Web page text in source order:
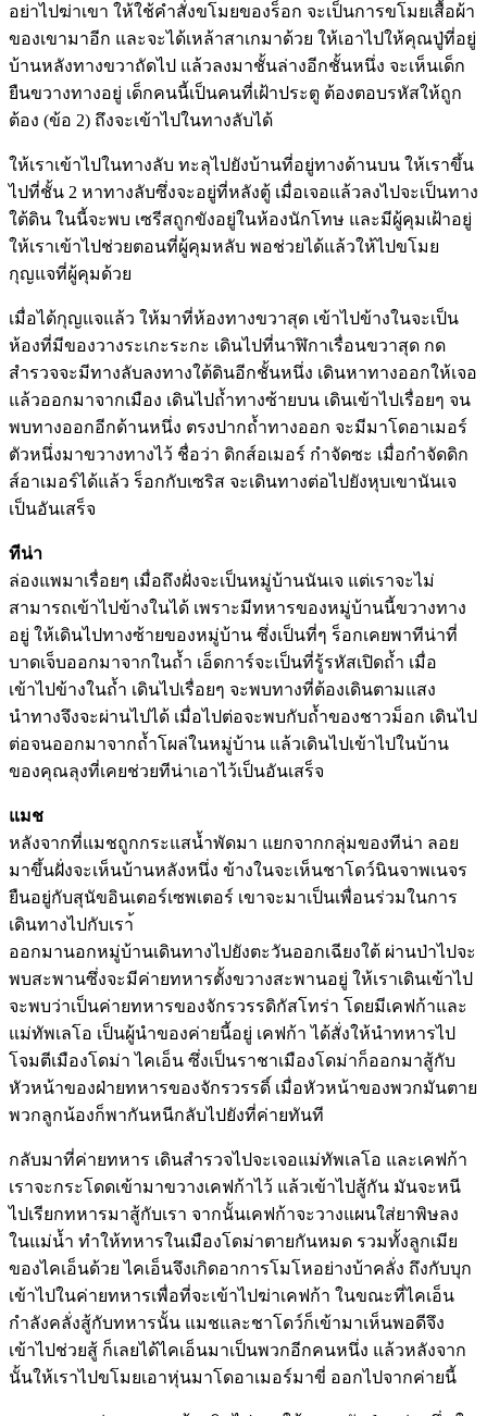
อย่าไปฆ่าเขา ให้ใช้คำสั่งขโมยของร็อก จะเป็นการขโมยเสื้อผ้า
ของเขามาอีก และจะได้เหล้าสาเกมาด้วย ให้เอาไปให้คุณปู่ที่อยู่
บ้านหลังทางขวาถัดไป แล้วลงมาชั้นล่างอีกชั้นหนึ่ง จะเห็นเด็ก
ยืนขวางทางอยู่ เด็กคนนี้เป็นคนที่เฝ้าประตู ต้องตอบรหัสให้ถูก
ต้อง (ข้อ 2) ถึงจะเข้าไปในทางลับได้
ให้เราเข้าไปในทางลับ ทะลุไปยังบ้านที่อยู่ทางด้านบน ให้เราขึ้น
ไปที่ชั้น 2 หาทางลับซึ่งจะอยู่ที่หลังตู้ เมื่อเจอแล้วลงไปจะเป็นทาง
ใต้ดิน ในนี้จะพบ เซรีสถูกขังอยู่ในห้องนักโทษ และมีผู้คุมเฝ้าอยู่
ให้เราเข้าไปช่วยตอนที่ผู้คุมหลับ พอช่วยได้แล้วให้ไปขโมย
กุญแจที่ผู้คุมด้วย
เมื่อได้กุญแจแล้ว ให้มาที่ห้องทางขวาสุด เข้าไปข้างในจะเป็น
ห้องที่มีของวางระเกะระกะ เดินไปที่นาฬิกาเรื่อนขวาสุด กด
สำรวจจะมีทางลับลงทางใต้ดินอีกชั้นหนึ่ง เดินหาทางออกให้เจอ
แล้วออกมาจากเมือง เดินไปถ้ำทางซ้ายบน เดินเข้าไปเรื่อยๆ จน
พบทางออกอีกด้านหนึ่ง ตรงปากถ้ำทางออก จะมีมาโดอาเมอร์
ตัวหนึ่งมาขวางทางไว้ ชื่อว่า ดิกส์อเมอร์ กำจัดซะ เมื่อกำจัดดิก
ส์อาเมอร์ได้แล้ว ร็อกกับเซริส จะเดินทางต่อไปยังหุบเขานันเจ
เป็นอันเสร็จ
ทีน่า
ล่องแพมาเรื่อยๆ เมื่อถึงฝั่งจะเป็นหมู่บ้านนันเจ แต่เราจะไม่
สามารถเข้าไปข้างในได้ เพราะมีทหารของหมู่บ้านนี้ขวางทาง
อยู่ ให้เดินไปทางซ้ายของหมู่บ้าน ซึ่งเป็นที่ๆ ร็อกเคยพาทีน่าที่
บาดเจ็บออกมาจากในถ้ำ เอ็ดการ์จะเป็นที่รู้รหัสเปิดถ้ำ เมื่อ
เข้าไปข้างในถ้ำ เดินไปเรื่อยๆ จะพบทางที่ต้องเดินตามแสง
นำทางจึงจะผ่านไปได้ เมื่อไปต่อจะพบกับถ้ำของชาวม็อก เดินไป
ต่อจนออกมาจากถ้ำโผล่ในหมู่บ้าน แล้วเดินไปเข้าไปในบ้าน
ของคุณลุงที่เคยช่วยทีน่าเอาไว้เป็นอันเสร็จ
แมช
หลังจากที่แมชถูกกระแสน้ำพัดมา แยกจากกลุ่มของทีน่า ลอย
มาขึ้นฝั่งจะเห็นบ้านหลังหนึ่ง ข้างในจะเห็นชาโดว์นินจาพเนจร
ยืนอยู่กับสุนัขอินเตอร์เซพเตอร์ เขาจะมาเป็นเพื่อนร่วมในการ
เดินทางไปกับเรา้
ออกมานอกหมู่บ้านเดินทางไปยังตะวันออกเฉียงใต้ ผ่านป่าไปจะ
พบสะพานซึ่งจะมีค่ายทหารตั้งขวางสะพานอยู่ ให้เราเดินเข้าไป
จะพบว่าเป็นค่ายทหารของจักรวรรดิกัสโทร่า โดยมีเคฟก้าและ
แม่ทัพเลโอ เป็นผู้นำของค่ายนี้อยู่ เคฟก้า ได้สั่งให้นำทหารไป
โจมตีเมืองโดม่า ไคเอ็น ซึ่งเป็นราชาเมืองโดม่าก็ออกมาสู้กับ
หัวหน้าของฝ่ายทหารของจักรวรรดิ์ เมื่อหัวหน้าของพวกมันตาย
พวกลูกน้องก็พากันหนีกลับไปยังที่ค่ายทันที
กลับมาที่ค่ายทหาร เดินสำรวจไปจะเจอแม่ทัพเลโอ และเคฟก้า
เราจะกระโดดเข้ามาขวางเคฟก้าไว้ แล้วเข้าไปสู้กัน มันจะหนี
ไปเรียกทหารมาสู้กับเรา จากนั้นเคฟก้าจะวางแผนใส่ยาพิษลง
ในแม่น้ำ ทำให้ทหารในเมืองโดม่าตายกันหมด รวมทั้งลูกเมีย
ของไคเอ็นด้วย ไคเอ็นจึงเกิดอาการโมโหอย่างบ้าคลั่ง ถึงกับบุก
เข้าไปในค่ายทหารเพื่อที่จะเข้าไปฆ่าเคฟก้า ในขณะที่ไคเอ็น
กำลังคลั่งสู้กับทหารนั้น แมชและชาโดว์ก็เข้ามาเห็นพอดีจึง
เข้าไปช่วยสู้ ก็เลยได้ไคเอ็นมาเป็นพวกอีกคนหนึ่ง แล้วหลังจาก
นั้นให้เราไปขโมยเอาหุ่นมาโดอาเมอร์มาขี่ ออกไปจากค่ายนี้